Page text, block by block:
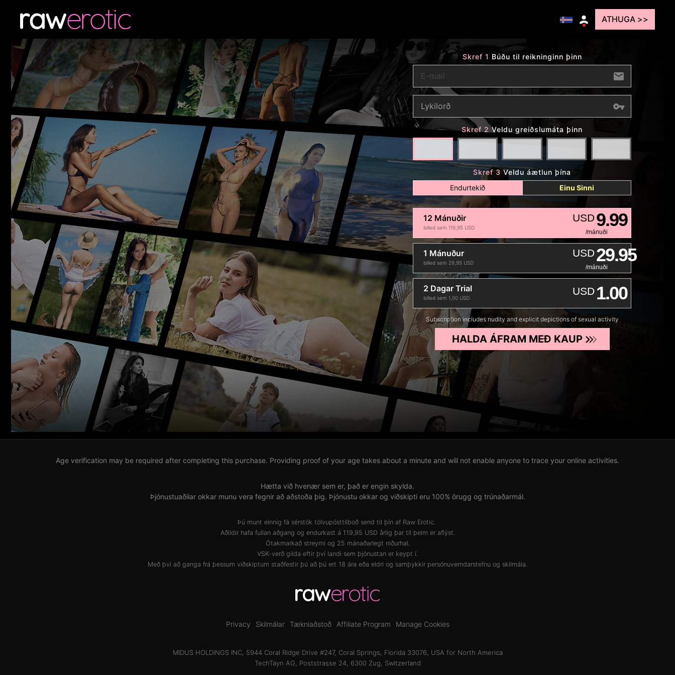
ATHUGA >>
Skref 1 Búðu til reikninginn þinn
Skref 2 Veldu greiðslumáta þinn
Skref 3 Veldu áætlun þína
Endurtekið
Einu Sinni
12 Mánuðir
billed sem 119,95 USD
USD9.99
/mánuði
1 Mánuður
billed sem 29,95 USD
USD29.95
/mánuði
2 Dagar Trial
billed sem 1,00 USD
USD 1.00
Subscription includes nudity and explicit depictions of sexual activity
HALDA ÁFRAM MEÐ KAUP
Age verification may be required after completing this purchase. Providing proof of your age takes about a minute and will not enable anyone to trace your online activities.
Hætta við hvenær sem er, það er engin skylda.
Þjónustuaðilar okkar munu vera fegnir að aðstoða þig. Þjónustu okkar og viðskipti eru 100% örugg og trúnaðarmál.
Þú munt einnig fá sérstök tölvupósttilboð send til þín af Raw Erotic.
Aðildir hafa fullan aðgang og endurkast á 119,95 USD årlig þar til þeim er aflýst.
Ótakmarkað streymi og 25 mánaðarlegt niðurhal.
VSK-verð gilda eftir því landi sem þjónustan er keypt í.
Með því að ganga frá þessum viðskiptum staðfestir þú að þú ert 18 ára eða eldri og samþykkir persónuverndarstefnu og skilmála
Privacy Skilmálar Tækniaðstoð Affiliate Program Manage Cookies
MIDUS HOLDINGS INC, 5944 Coral Ridge Drive #247, Coral Springs, Florida 33076, USA for North America
TechTayn AG, Poststrasse 24, 6300 Zug, Switzerland